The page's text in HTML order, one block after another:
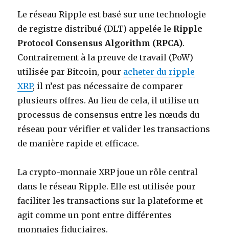
Le réseau Ripple est basé sur une technologie
de registre distribué (DLT) appelée le Ripple
Protocol Consensus Algorithm (RPCA).
Contrairement à la preuve de travail (PoW)
utilisée par Bitcoin, pour acheter du ripple
XRP, il n’est pas nécessaire de comparer
plusieurs offres. Au lieu de cela, il utilise un
processus de consensus entre les nœuds du
réseau pour vérifier et valider les transactions
de manière rapide et efficace.
La crypto-monnaie XRP joue un rôle central
dans le réseau Ripple. Elle est utilisée pour
faciliter les transactions sur la plateforme et
agit comme un pont entre différentes
monnaies fiduciaires.